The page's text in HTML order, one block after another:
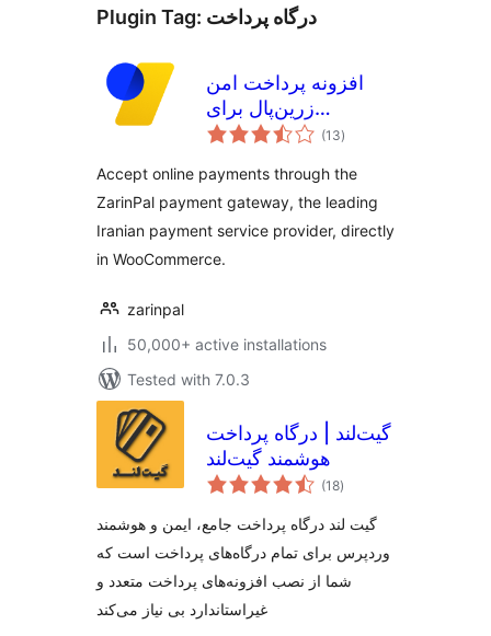
Plugin Tag: درگاه پرداخت
افزونه پرداخت امن
زرین‌پال برای
ووکامرس (ZarinPal
(13total
ratings
)
Accept online payments through the
ZarinPal payment gateway, the leading
Iranian payment service provider, directly
in WooCommerce.
zarinpal
50,000+ active installations
Tested with 7.0.3
گیت‌لند | درگاه پرداخت
هوشمند گیت‌لند
(18total
ratings
)
گیت لند درگاه پرداخت جامع، ایمن و هوشمند
وردپرس برای تمام درگاه‌های پرداخت است که
شما از نصب افزونه‌های پرداخت متعدد و
غیراستاندارد بی نیاز می‌کند